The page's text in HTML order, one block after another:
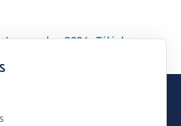
4 novembre 2024 Télécharger